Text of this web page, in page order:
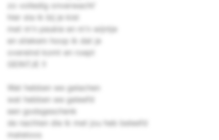
zo volledig onverwacht'
hier sta ik bij je kist
met m'n peukie en m'n wijntje
en stiekem hoop ik dat je
overeind komt en roept
Wat hebben we gelachen
wat hebben we geleefd
een godsgeschenk
de nachten die ik met jou heb beleefd
mateloos